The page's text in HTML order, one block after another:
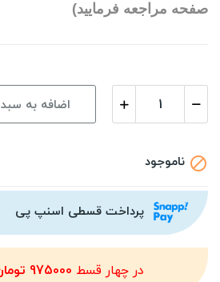
صفحه مراجعه فرمایید)
اضافه به سبد
 ناموجود
پرداخت قسطی اسنپ پی
در چهار قسط 975000 تومان